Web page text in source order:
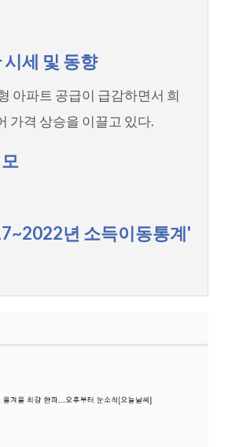
세 및 동향
아파트 공급이 급감하면서 희
가격 상승을 이끌고 있다.
년 소득이동통계'